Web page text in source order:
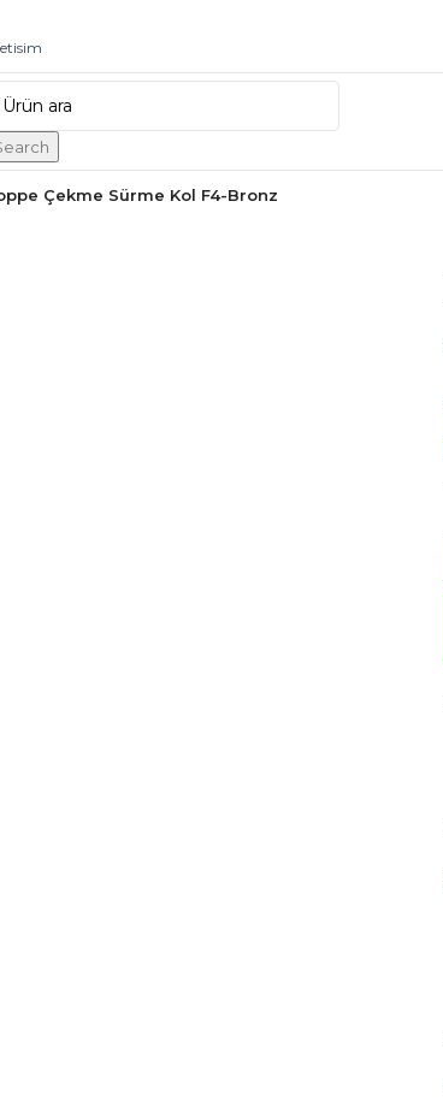
Çekme Sürme Kol F4-Bronz